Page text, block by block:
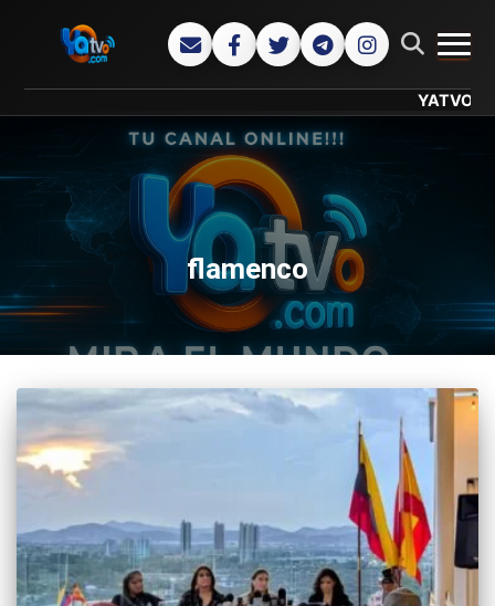
YATVO... Tu
flamenco